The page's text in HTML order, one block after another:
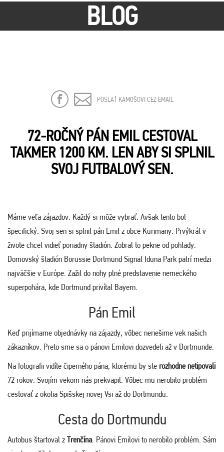
BLOG
POSLAŤ KAMOŠOVI CEZ EMAIL
72-ROČNÝ PÁN EMIL CESTOVAL
TAKMER 1200 KM. LEN ABY SI SPLNIL
SVOJ FUTBALOVÝ SEN.
Máme veľa zájazdov. Každý si môže vybrať. Avšak tento bol
špecifický. Svoj sen si splnil pán Emil z obce Kurimany. Prvýkrát v
živote chcel vidieť poriadny štadión. Zobral to pekne od pohlady.
Domovský štadión Borussie Dortmund Signal Iduna Park patrí medzi
najväčšie v Európe. Zažil do nohy plné predstavenie nemeckého
superpohára, kde Dortmund privítal Bayern.
Pán Emil
Keď prijímame objednávky na zájazdy, vôbec neriešime vek našich
zákazníkov. Preto sme sa o pánovi Emilovi dozvedeli až v Dortmunde.
Na fotografii vidíte čiperného pána, ktorému by ste rozhodne netipovali
72 rokov. Svojím vekom nás prekvapil. Vôbec mu nerobilo problém
cestovať z okolia Spišskej novej Vsi až do Dortmundu.
Cesta do Dortmundu
Autobus štartoval z Trenčína. Pánovi Emilovi to nerobilo problém. Sám